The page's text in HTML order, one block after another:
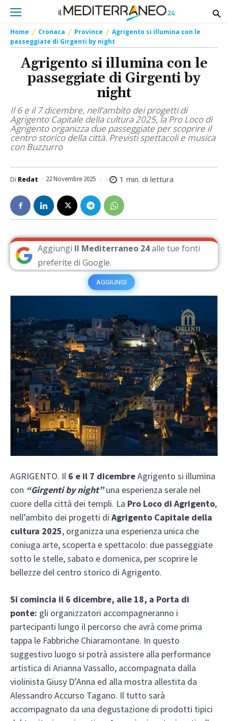
Home Cronaca Province
Agrigento si illumina con le
passeggiate di Girgenti by night
Agrigento si illumina con le
passeggiate di Girgenti by
night
Il 6 e il 7 dicembre, nell’ambito dei progetti di
Agrigento Capitale della cultura 2025, la Pro Loco di
Agrigento organizza due passeggiate per scoprire il
centro storico della città. Previsti spettacoli e musica
con Buzzurro
Di Redat 22 Novembre 2025 1 min. di lettura
Aggiungi Il Mediterraneo 24alle tue fonti
preferite di Google.
AGGIUNGI
AGRIGENTO. Il 6 e il 7 dicembreAgrigento si illumina
con “Girgenti by night”una esperienza serale nel
cuore della città dei templi. La Pro Loco di Agrigento,
nell’ambito dei progetti di Agrigento Capitale della
cultura 2025, organizza una esperienza unica che
coniuga arte, scoperta e spettacolo: due passeggiate
sotto le stelle, sabato e domenica, per scoprire le
bellezze del centro storico di Agrigento.
Si comincia il 6 dicembre, alle 18, a Porta di
ponte: gli organizzatori accompagneranno i
partecipanti lungo il percorso che avrà come prima
tappa le Fabbriche Chiaramontane. In questo
suggestivo luogo si potrà assistere alla performance
artistica di Arianna Vassallo, accompagnata dalla
violinista Giusy D’Anna ed alla mostra allestita da
Alessandro Accurso Tagano. Il tutto sarà
accompagnato da una degustazione di prodotti tipici